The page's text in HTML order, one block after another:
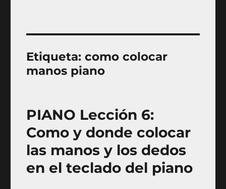
Etiqueta:como colocar
manos piano
PIANO Lección 6:
Como y donde colocar
las manos y los dedos
en el teclado del piano